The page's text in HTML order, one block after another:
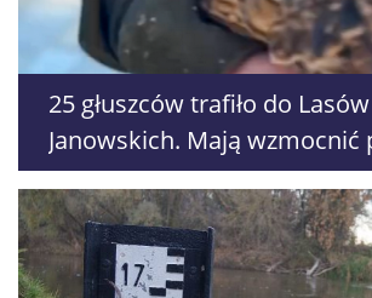
25 głuszców trafiło do Lasów
Janowskich. Mają wzmocnić
zagrożonego gatunku